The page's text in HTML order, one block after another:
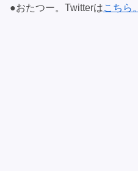
●おたつー。Twitterはこちら。